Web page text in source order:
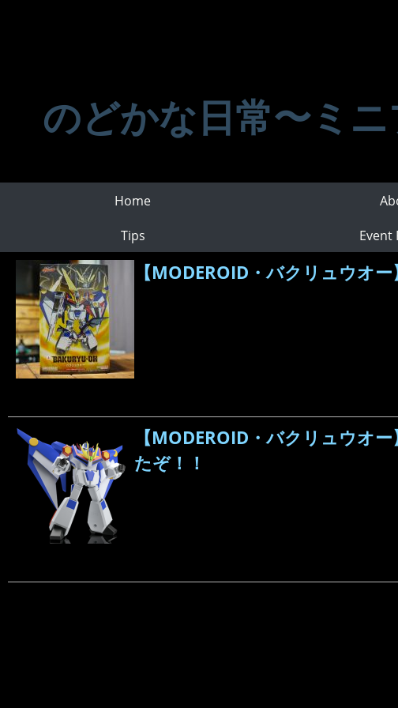
のどかな日常〜ミ
Home
Tips
Event
【MODEROID・バクリュウオ
【MODEROID・バクリュウオ
たぞ！！